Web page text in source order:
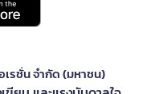
เรชั่น จำกัด (มหาชน)